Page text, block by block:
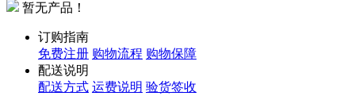
暂无产品！
订购指南
免费注册 购物流程 购物保障
配送说明
配送方式 运费说明 验货签收